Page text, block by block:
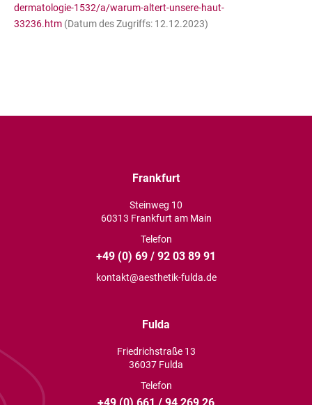
dermatologie-1532/a/warum-altert-unsere-haut-
33236.htm (Datum des Zugriffs: 12.12.2023)
Frankfurt
Steinweg 10
60313 Frankfurt am Main
Telefon
+49 (0) 69 / 92 03 89 91
kontakt@aesthetik-fulda.de
Fulda
Friedrichstraße 13
36037 Fulda
Telefon
+49 (0) 661 / 94 269 26